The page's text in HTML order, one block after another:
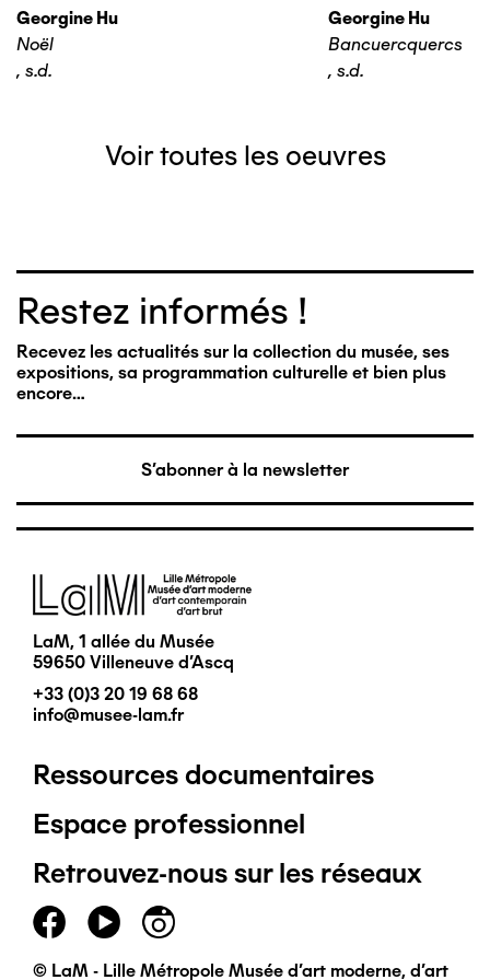
Georgine Hu
Noël
, s.d.
Georgine Hu
Bancuercquercs
, s.d.
Voir toutes les oeuvres
Restez informés !
Recevez les actualités sur la collection du musée, ses
expositions, sa programmation culturelle et bien plus
encore…
S'abonner à la newsletter
Image
LaM, 1 allée du Musée
59650 Villeneuve d'Ascq
+33 (0)3 20 19 68 68
info@musee-lam.fr
Pied
de
page
principal
Ressources documentaires
Espace professionnel
Retrouvez-nous sur les réseaux
© LaM - Lille Métropole Musée d'art moderne, d'art